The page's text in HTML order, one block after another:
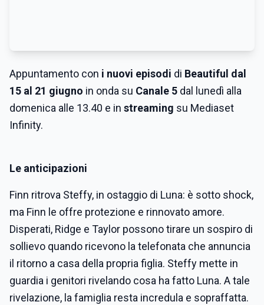
Appuntamento con i nuovi episodi di Beautiful dal
15 al 21 giugno in onda su Canale 5 dal lunedì alla
domenica alle 13.40 e in streaming su Mediaset
Infinity.
Le anticipazioni
Finn ritrova Steffy, in ostaggio di Luna: è sotto shock,
ma Finn le offre protezione e rinnovato amore.
Disperati, Ridge e Taylor possono tirare un sospiro di
sollievo quando ricevono la telefonata che annuncia
il ritorno a casa della propria figlia. Steffy mette in
guardia i genitori rivelando cosa ha fatto Luna. A tale
rivelazione, la famiglia resta incredula e sopraffatta.